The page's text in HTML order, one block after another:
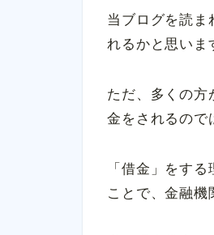
当ブログを読ま
れるかと思いま
ただ、多くの方
金をされるので
「借金」をす
ことで、金融機